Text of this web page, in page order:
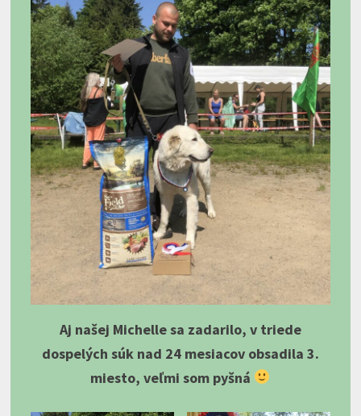
Aj našej Michelle sa zadarilo, v triede
dospelých súk nad 24 mesiacov obsadila 3.
miesto, veľmi som pyšná